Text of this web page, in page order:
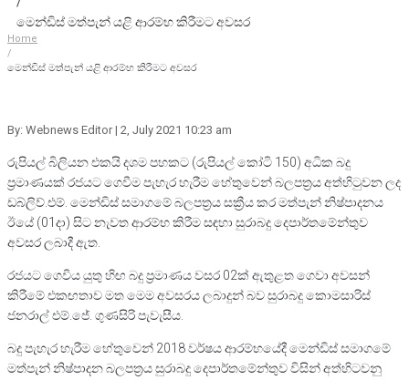
මෙන්ඩිස් මත්පැන් යළි ආරම්භ කිරීමට අවසර
Home
/
මෙන්ඩිස් මත්පැන් යළි ආරම්භ කිරීමට අවසර
By: Webnews Editor | 2, July 2021 10:23 am
රුපියල් බිලියන එකයි දශම පහකට (රුපියල් කෝටි 150) අධික බදු
ප්‍රමාණයක් රජයට ගෙවීම පැහැර හැරීම හේතුවෙන් බලපත්‍රය අත්හිටුවන ලද
ඩබ්ලිව්.එම්. මෙන්ඩිස් සමාගමේ බලපත්‍රය සක්‍රීය කර මත්පැන් නිෂ්පාදනය
ඊයේ (01දා) සිට නැවත ආරම්භ කිරීම සඳහා සුරාබදු දෙපාර්තමේන්තුව
අවසර ලබාදී ඇත.
රජයට ගෙවිය යුතු හිඟ බදු ප්‍රමාණය වසර 02ක් ඇතුළත ගෙවා අවසන්
කිරීමේ එකඟතාව මත මෙම අවසරය ලබාදුන් බව සුරාබදු කොමසාරිස්
ජනරාල් එම්.ජේ. ගුණසිරි පැවැසීය.
බදු පැහැර හැරීම ​හේතුවෙන් 2018 වර්ෂය ආරම්භයේදී මෙන්ඩිස් සමාගමේ
මත්පැන් නිෂ්පාදන බලපත්‍රය සුරාබදු දෙපාර්තමේන්තුව විසින් අත්හිටවනු